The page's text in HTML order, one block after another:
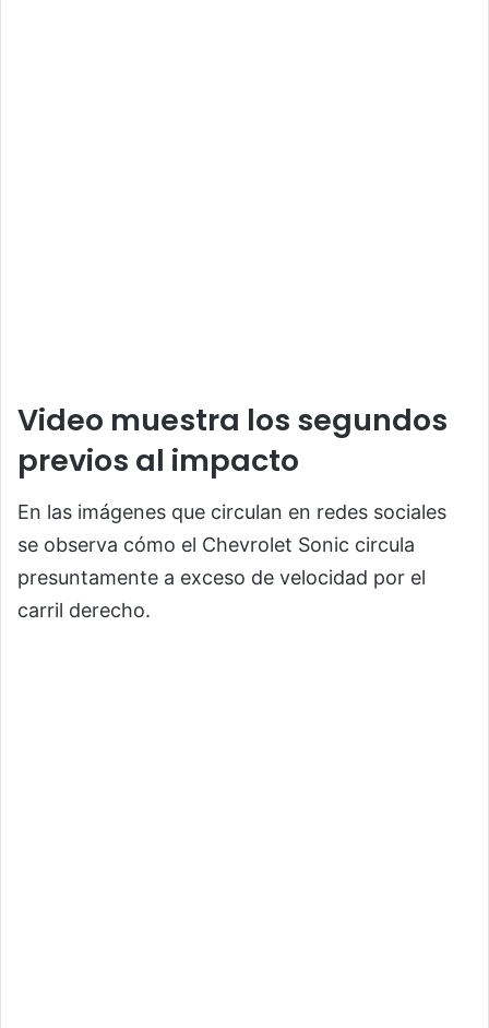
Video muestra los segundos
previos al impacto
En las imágenes que circulan en redes sociales
se observa cómo el Chevrolet Sonic circula
presuntamente a exceso de velocidad por el
carril derecho.